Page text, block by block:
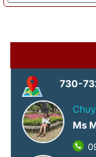
730-
Ms